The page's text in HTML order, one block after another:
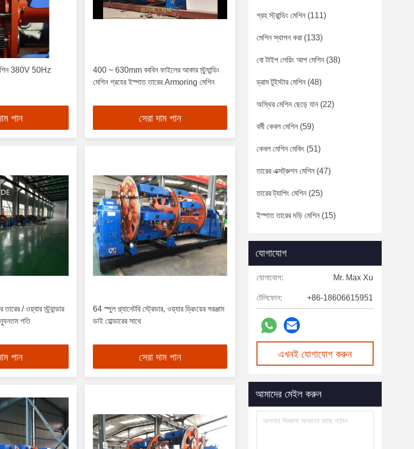
মেশিন 380V 50Hz
পান
400 ~ 630mm বববিন ফাইলের আকার স্ট্র্যান্ডিং
মেশিন গ্রহের ইস্পাত তারের Armoring মেশিন
সেরা দাম পান
/ ওয়্যার স্ট্র্যান্ডার
গতি
পান
64 স্পুল প্ল্যানেটরি স্ট্রেডার, ওয়্যার ড্রিংয়ের সরঞ্জাম
ডাই হোল্ডারের সাথে
সেরা দাম পান
গ্রহ স্ট্রান্ডিং মেশিন (111)
মেশিন স্থাপন করা (133)
বো টাইপ লেয়িং আপ মেশিন (38)
ড্রাম টুইস্টার মেশিন (48)
অস্থির মেশিন ছেড়ে যান (22)
বর্মী কেবল মেশিন (59)
কেবল মেশিন মেকিং (51)
তারের এক্সট্রুশন মেশিন (47)
তারের ট্যাপিং মেশিন (25)
ইস্পাত তারের দড়ি মেশিন (15)
যোগাযোগ
যোগাযোগ: Mr. Max Xu
টেলিফোন: +86-18606615951
এখনই যোগাযোগ করুন
আমাদের মেইল করুন